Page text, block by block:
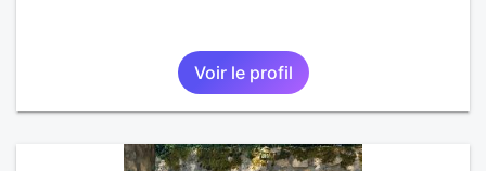
Voir le profil